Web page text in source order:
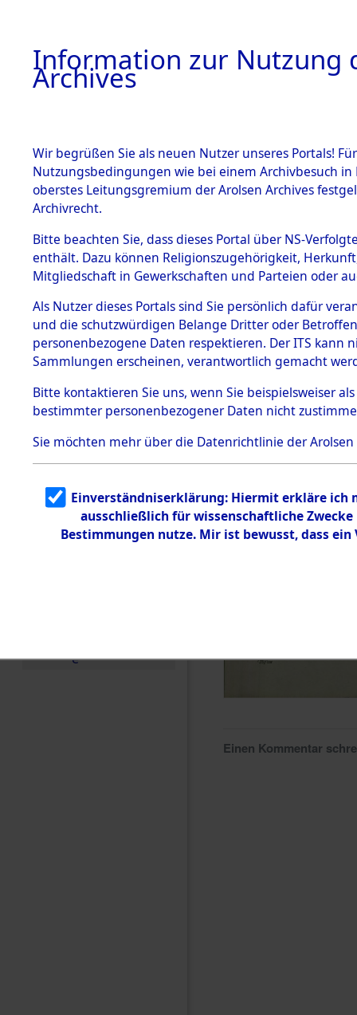
BESTÄNDE
1.
mente
5. Verschiedenes
5.3
Todesmärsche
5.3.1 Alliierte
Erhebungen
zu
Todesmärsch
en
5.3.2
g
5.3.3
Todesmärsch
e
der
Einen Kommentar
Information zur Nutzung
Archives
Wir begrüßen Sie als neuen Nutzer unseres Portals!
Nutzungsbedingungen wie bei einem Archivbesuch
oberstes Leitungsgremium der Arolsen Archives
Archivrecht.
Bitte beachten Sie, dass dieses Portal über NS-
enthält. Dazu können Religionszugehörigkeit,
Mitgliedschaft in Gewerkschaften und Parteien oder
Als Nutzer dieses Portals sind Sie persönlich dafür
und die schutzwürdigen Belange Dritter oder
personenbezogene Daten respektieren. Der ITS
Sammlungen erscheinen, verantwortlich gemacht
Bitte kontaktieren Sie uns, wenn Sie beispielsweiser
bestimmter personenbezogener Daten nicht
Sie möchten mehr über die Datenrichtlinie der Arolsen
Einverständniserklärung: Hiermit erkläre ich
ausschließlich für wissenschaftliche
Bestimmungen nutze. Mir ist bewusst, dass